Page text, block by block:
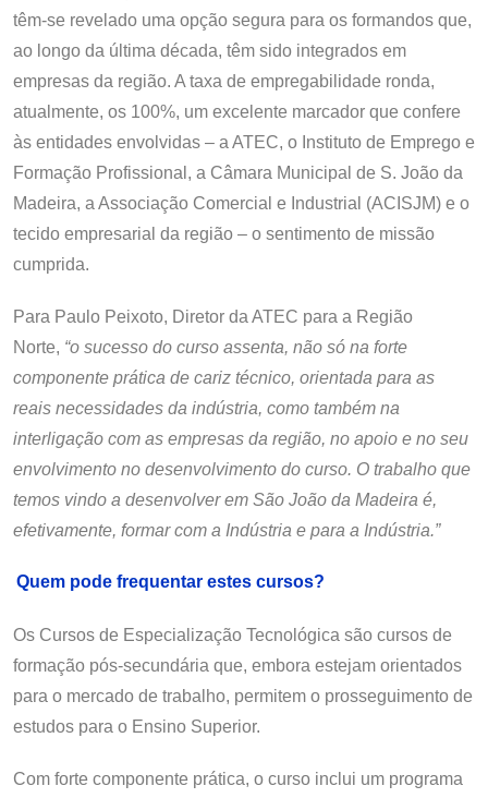
têm-se revelado uma opção segura para os formandos que,
ao longo da última década, têm sido integrados em
empresas da região. A taxa de empregabilidade ronda,
atualmente, os 100%, um excelente marcador que confere
às entidades envolvidas – a ATEC, o Instituto de Emprego e
Formação Profissional, a Câmara Municipal de S. João da
Madeira, a Associação Comercial e Industrial (ACISJM) e o
tecido empresarial da região – o sentimento de missão
cumprida.
Para Paulo Peixoto, Diretor da ATEC para a Região
Norte, “o sucesso do curso assenta, não só na forte
componente prática de cariz técnico, orientada para as
reais necessidades da indústria, como também na
interligação com as empresas da região, no apoio e no seu
envolvimento no desenvolvimento do curso. O trabalho que
temos vindo a desenvolver em São João da Madeira é,
efetivamente, formar com a Indústria e para a Indústria.”
Quem pode frequentar estes cursos?
Os Cursos de Especialização Tecnológica são cursos de
formação pós-secundária que, embora estejam orientados
para o mercado de trabalho, permitem o prosseguimento de
estudos para o Ensino Superior.
Com forte componente prática, o curso inclui um programa